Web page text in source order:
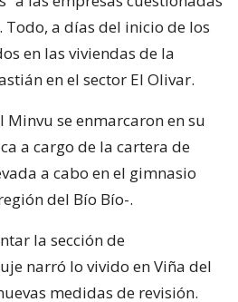
, instancia dondese volvió a
de Viña del Mar tras el
a las empresas cuestionadas
a días del inicio de los
en las viviendas de la
en el sector El Olivar.
se enmarcaron en su
a cargo de la cartera de